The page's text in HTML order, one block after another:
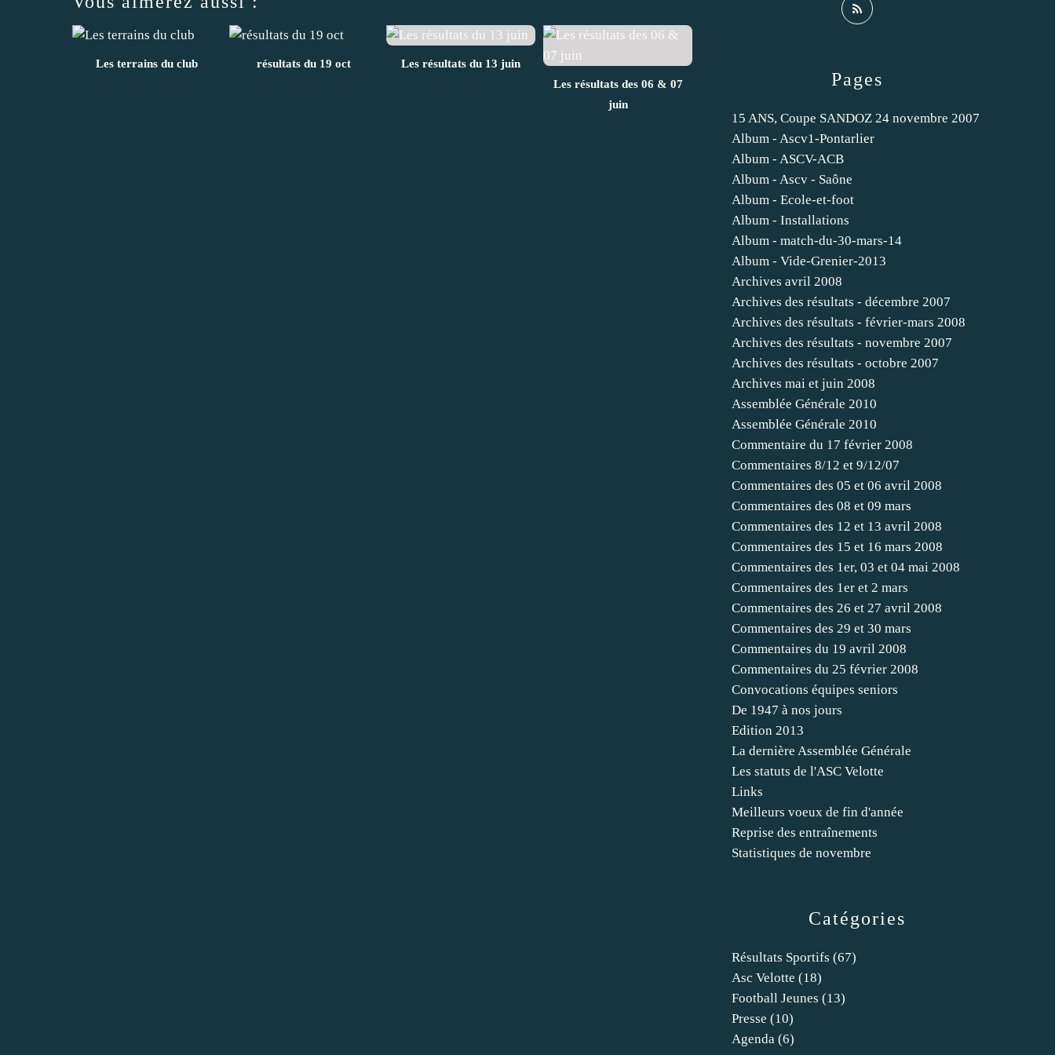
Les terrains du club résultats du 19 oct
Les résultats du 13 juin
Les résultats des 06 & 07
juin
Catégories
Résultats Sportifs (67)
Asc Velotte (18)
Football Jeunes (13)
Presse (10)
Agenda (6)
Pages
15 ANS, Coupe SANDOZ 24 novembre 2007
Album - Ascv1-Pontarlier
Album - ASCV-ACB
Album - Ascv - Saône
Album - Ecole-et-foot
Album - Installations
Album - match-du-30-mars-14
Album - Vide-Grenier-2013
Archives avril 2008
Archives des résultats - décembre 2007
Archives des résultats - février-mars 2008
Archives des résultats - novembre 2007
Archives des résultats - octobre 2007
Archives mai et juin 2008
Assemblée Générale 2010
Assemblée Générale 2010
Commentaire du 17 février 2008
Commentaires 8/12 et 9/12/07
Commentaires des 05 et 06 avril 2008
Commentaires des 08 et 09 mars
Commentaires des 12 et 13 avril 2008
Commentaires des 15 et 16 mars 2008
Commentaires des 1er, 03 et 04 mai 2008
Commentaires des 1er et 2 mars
Commentaires des 26 et 27 avril 2008
Commentaires des 29 et 30 mars
Commentaires du 19 avril 2008
Commentaires du 25 février 2008
Convocations équipes seniors
De 1947 à nos jours
Edition 2013
La dernière Assemblée Générale
Les statuts de l'ASC Velotte
Links
Meilleurs voeux de fin d'année
Reprise des entraînements
Statistiques de novembre